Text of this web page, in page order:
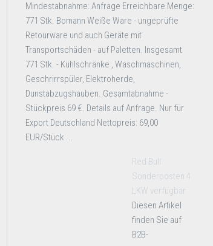
Mindestabnahme: Anfrage Erreichbare Menge:
771 Stk. Bomann Weiße Ware - ungeprüfte
Retourware und auch Geräte mit
Transportschäden - auf Paletten. Insgesamt
771 Stk. - Kühlschränke , Waschmaschinen,
Geschrirrspüler, Elektroherde,
Dunstabzugshauben. Gesamtabnahme -
Stückpreis 69 €. Details auf Anfrage. Nur für
Export Deutschland Nettopreis: 69,00
EUR/Stück ...
Red Bull
Sonderposten 4
LKW verfügbar
Diesen Artikel
finden Sie auf
B2B-